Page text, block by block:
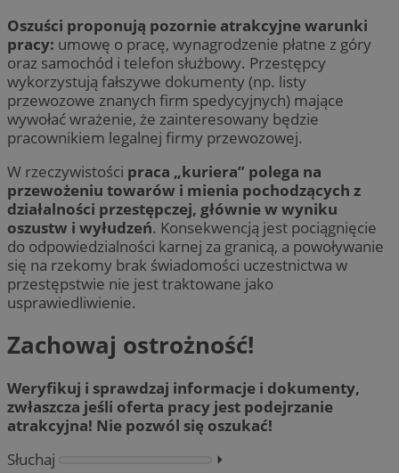
Oszuści proponują pozornie atrakcyjne warunki
pracy: umowę o pracę, wynagrodzenie płatne z góry
oraz samochód i telefon służbowy. Przestępcy
wykorzystują fałszywe dokumenty (np. listy
przewozowe znanych firm spedycyjnych) mające
wywołać wrażenie, że zainteresowany będzie
pracownikiem legalnej firmy przewozowej.
W rzeczywistości praca „kuriera” polega na
przewożeniu towarów i mienia pochodzących z
działalności przestępczej, głównie w wyniku
oszustw i wyłudzeń. Konsekwencją jest pociągnięcie
do odpowiedzialności karnej za granicą, a powoływanie
się na rzekomy brak świadomości uczestnictwa w
przestępstwie nie jest traktowane jako
usprawiedliwienie.
Zachowaj ostrożność!
Weryfikuj i sprawdzaj informacje i dokumenty,
zwłaszcza jeśli oferta pracy jest podejrzanie
atrakcyjna! Nie pozwól się oszukać!
Słuchaj
⏵︎